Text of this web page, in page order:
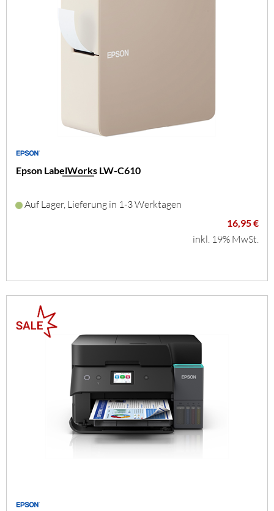
Epson LabelWorks LW-C610
Auf Lager, Lieferung in 1-3 Werktagen
16,95 €
inkl. 19% MwSt.